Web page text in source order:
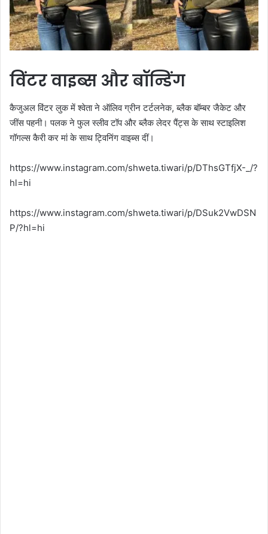
विंटर वाइब्स और बॉन्डिंग
कैजुअल विंटर लुक में श्वेता ने ऑलिव ग्रीन टर्टलनेक, ब्लैक बॉम्बर जैकेट और
जींस पहनी। पलक ने फुल स्लीव टॉप और ब्लैक लेदर पैंट्स के साथ स्टाइलिश
गॉगल्स कैरी कर मां के साथ ट्विनिंग वाइब्स दीं।
https://www.instagram.com/shweta.tiwari/p/DThsGTfjX-_/?
hl=hi
https://www.instagram.com/shweta.tiwari/p/DSuk2VwDSN
P/?hl=hi